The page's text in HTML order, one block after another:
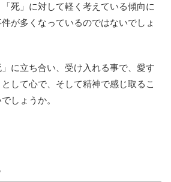
死」に対して軽く考えている傾向に
が多くなっているのではないでしょ
に立ち合い、受け入れる事で、愛す
して心で、そして精神で感じ取るこ
しょうか。